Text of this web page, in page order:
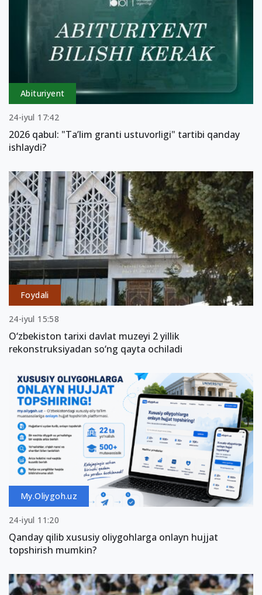
Abituriyent
24-iyul 17:42
2026 qabul: "Ta’lim granti ustuvorligi" tartibi qanday
ishlaydi?
Foydali
24-iyul 15:58
O‘zbekiston tarixi davlat muzeyi 2 yillik
rekonstruksiyadan so‘ng qayta ochiladi
My.Oliygoh.uz
24-iyul 11:20
Qanday qilib xususiy oliygohlarga onlayn hujjat
topshirish mumkin?